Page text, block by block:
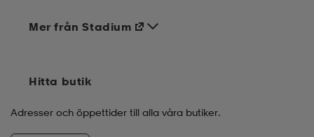
Mer från Stadium
Hitta butik
Adresser och öppettider till alla våra butiker.